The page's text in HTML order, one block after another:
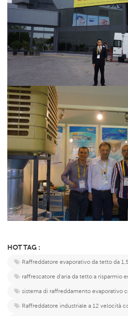
HOT TAG :
Raffreddatore evaporativo da tetto da
raffrescatore d'aria da tetto a risparmio
sistema di raffreddamento evaporativo
Raffreddatore industriale a 12 velocità